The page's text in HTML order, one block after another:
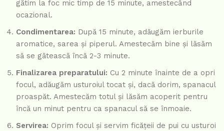
gătim la foc mic timp de 15 minute, amestecând
ocazional.
Condimentarea: După 15 minute, adăugăm ierburile
aromatice, sarea și piperul. Amestecăm bine și lăsăm
să se gătească încă 2-3 minute.
Finalizarea preparatului: Cu 2 minute înainte de a opri
focul, adăugăm usturoiul tocat și, dacă dorim, spanacul
proaspăt. Amestecăm totul și lăsăm acoperit pentru
încă un minut pentru ca spanacul să se înmoaie.
Servirea: Oprim focul și servim ficățeii de pui cu usturoi